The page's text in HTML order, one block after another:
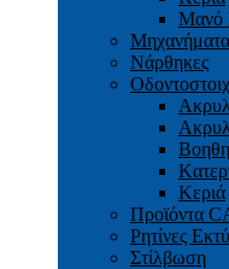
Μανό
Νάρθηκες
Κεριά
Προϊόντα
Ρητίνες
Στίλβωση